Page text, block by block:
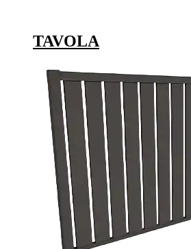
TAVOLA